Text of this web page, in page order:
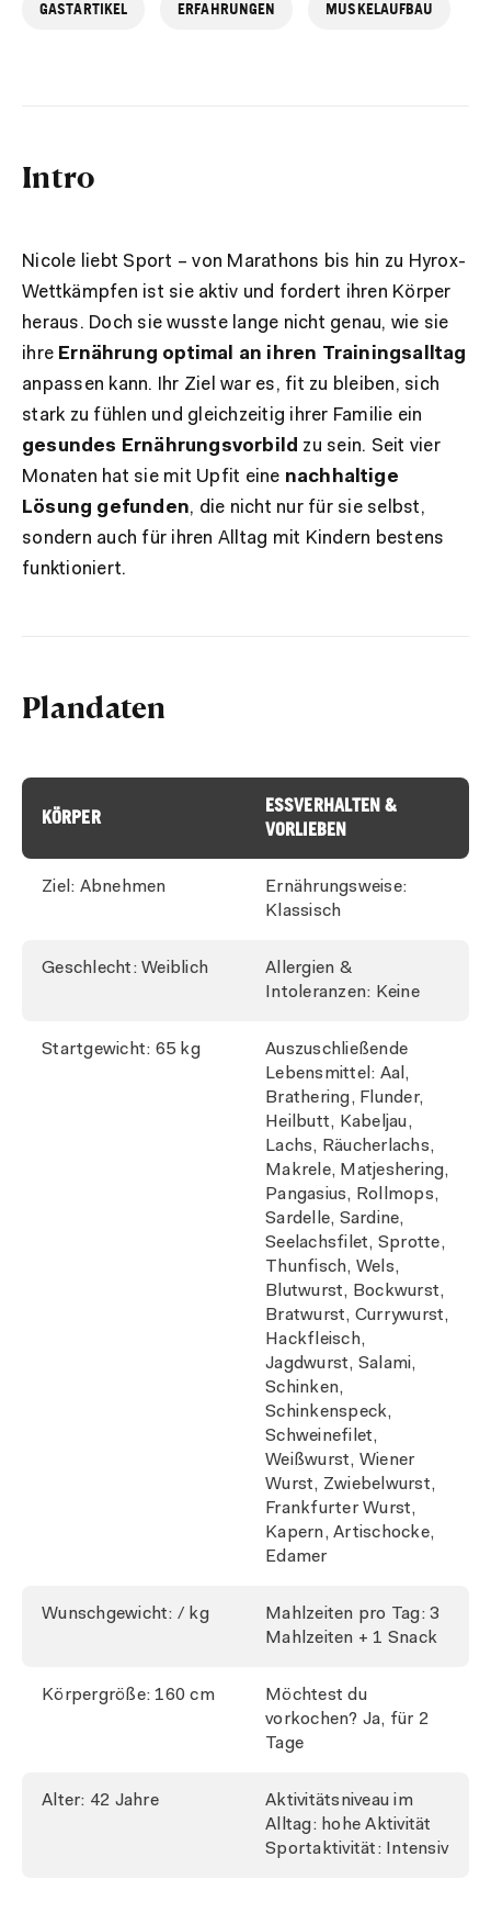
GASTARTIKEL ERFAHRUNGEN MUSKELAUFBAU
Intro
Nicole liebt Sport – von Marathons bis hin zu Hyrox-
Wettkämpfen ist sie aktiv und fordert ihren Körper
heraus. Doch sie wusste lange nicht genau, wie sie
ihre Ernährung optimal an ihren Trainingsalltag
anpassen kann. Ihr Ziel war es, fit zu bleiben, sich
stark zu fühlen und gleichzeitig ihrer Familie ein
gesundes Ernährungsvorbild zu sein. Seit vier
Monaten hat sie mit Upfit eine nachhaltige
Lösung gefunden, die nicht nur für sie selbst,
sondern auch für ihren Alltag mit Kindern bestens
funktioniert.
Plandaten
KÖRPER
ESSVERHALTEN &
VORLIEBEN
Ziel: Abnehmen
Ernährungsweise:
Klassisch
Geschlecht: Weiblich
Allergien &
Intoleranzen: Keine
Startgewicht: 65 kg
Auszuschließende
Lebensmittel: Aal,
Brathering, Flunder,
Heilbutt, Kabeljau,
Lachs, Räucherlachs,
Makrele, Matjeshering,
Pangasius, Rollmops,
Sardelle, Sardine,
Seelachsfilet, Sprotte,
Thunfisch, Wels,
Blutwurst, Bockwurst,
Bratwurst, Currywurst,
Hackfleisch,
Jagdwurst, Salami,
Schinken,
Schinkenspeck,
Schweinefilet,
Weißwurst, Wiener
Wurst, Zwiebelwurst,
Frankfurter Wurst,
Kapern, Artischocke,
Edamer
Wunschgewicht: / kg
Mahlzeiten pro Tag: 3
Mahlzeiten + 1 Snack
Körpergröße: 160 cm
Möchtest du
vorkochen? Ja, für 2
Tage
Alter: 42 Jahre
Aktivitätsniveau im
Alltag: hohe Aktivität
Sportaktivität: Intensiv